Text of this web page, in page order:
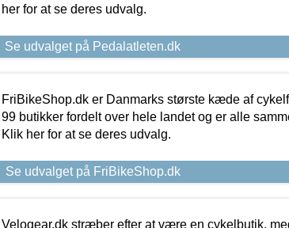
her for at se deres udvalg.
Se udvalget på Pedalatleten.dk
FriBikeShop.dk er Danmarks største kæde af
99 butikker fordelt over hele landet og er alle
Klik her for at se deres udvalg.
Se udvalget på FriBikeShop.dk
Velogear.dk stræber efter at være en cykelbutik,